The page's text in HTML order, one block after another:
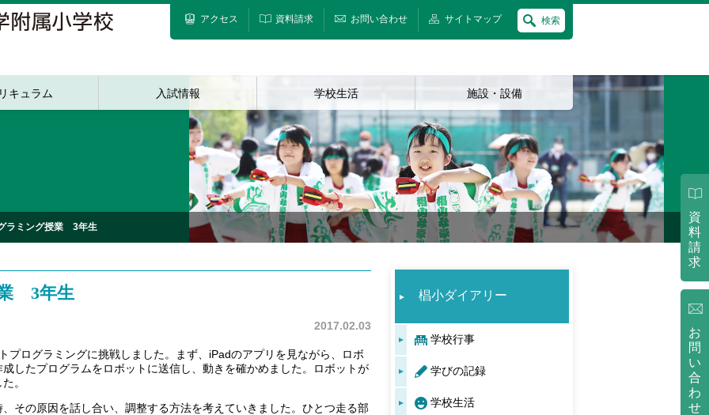
アクセス 資料請求 お問い合わせ サイトマップ 検索
キュラム 入試情報 学校生活 施設・設備
ラミング授業 3年生
3年生
2017.02.03
プログラミングに挑戦しました。まず、iPadのアプリを見ながら、ロボ
したプログラムをロボットに送信し、動きを確かめました。ロボットが
。
その原因を話し合い、調整する方法を考えていきました。ひとつ走る部
椙小ダイアリー
学校行事
学びの記録
学校生活
資
料
請
求
お
問
い
合
わ
せ